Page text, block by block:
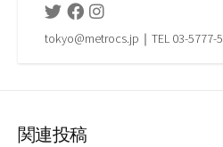
TwitterFacebookInstagram
tokyo@metrocs.jp｜TEL 03-5777-
関連投稿